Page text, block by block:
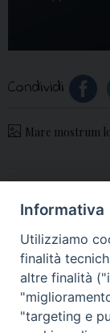
Condividi
Mare mostrum
San Sossio e
Antonio
Informativa
Utilizziamo
finalità
altre finalità
"targeting e